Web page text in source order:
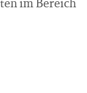
im Bereich